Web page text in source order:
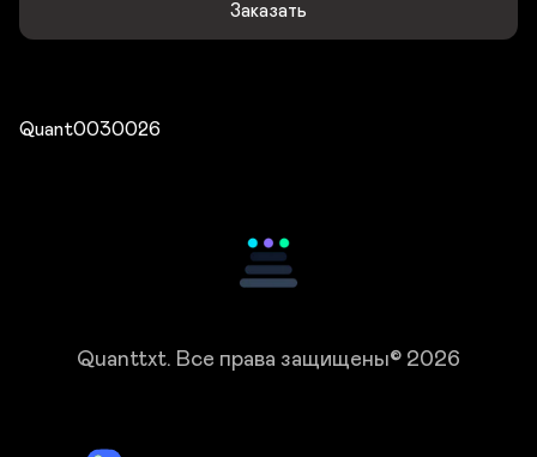
Заказать
Quant0030026
Quanttxt. Все права защищены© 2026